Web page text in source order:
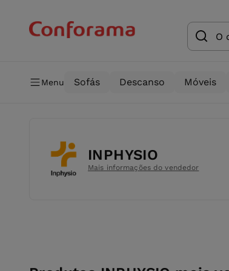
Menu Sofás Descanso Móveis
INPHYSIO
Mais informações do vendedor